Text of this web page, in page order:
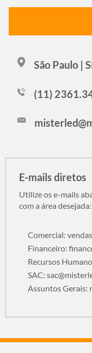
São Paulo |
(11)
E-mails diretos
Utilize os e-mails
com a área desejada:
Comercial:
Financeiro:
Recursos
SAC:
Assuntos Gerais: